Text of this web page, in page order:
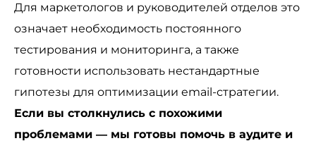
Для маркетологов и руководителей отделов это
означает необходимость постоянного
тестирования и мониторинга, а также
готовности использовать нестандартные
гипотезы для оптимизации email-стратегии.
Если вы столкнулись с похожими
проблемами — мы готовы помочь в аудите и